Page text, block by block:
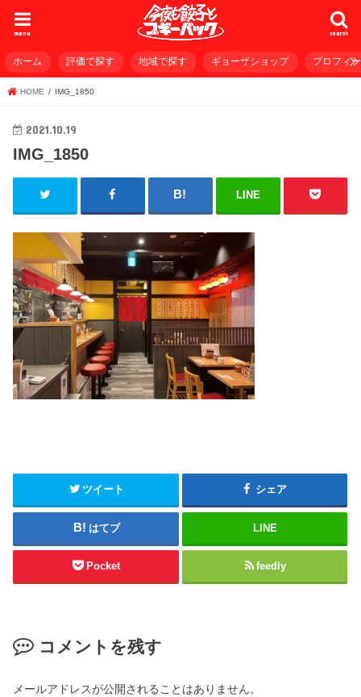
search
menu
ホーム 評価で探す 地域で探す ギョーザショップ プロフィ
HOME IMG_1850
2021.10.19
IMG_1850
LINE
ツイート シェア
はてブ LINE
Pocket feedly
コメントを残す
メールアドレスが公開されることはありません。